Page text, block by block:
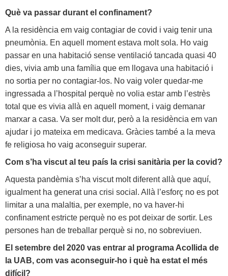
Què va passar durant el confinament?
A la residència em vaig contagiar de covid i vaig tenir una
pneumònia. En aquell moment estava molt sola. Ho vaig
passar en una habitació sense ventilació tancada quasi 40
dies, vivia amb una família que em llogava una habitació i
no sortia per no contagiar-los. No vaig voler quedar-me
ingressada a l’hospital perquè no volia estar amb l’estrès
total que es vivia allà en aquell moment, i vaig demanar
marxar a casa. Va ser molt dur, però a la residència em van
ajudar i jo mateixa em medicava. Gràcies també a la meva
fe religiosa ho vaig aconseguir superar.
Com s’ha viscut al teu país la crisi sanitària per la covid?
Aquesta pandèmia s’ha viscut molt diferent allà que aquí,
igualment ha generat una crisi social. Allà l’esforç no es pot
limitar a una malaltia, per exemple, no va haver-hi
confinament estricte perquè no es pot deixar de sortir. Les
persones han de treballar perquè si no, no sobreviuen.
El setembre del 2020 vas entrar al programa Acollida de
la UAB, com vas aconseguir-ho i què ha estat el més
difícil?